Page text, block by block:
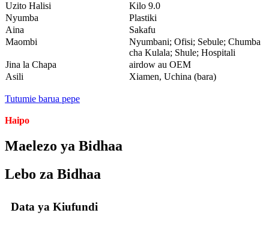
Uzito Halisi
Kilo 9.0
Nyumba
Plastiki
Aina
Sakafu
Maombi
Nyumbani; Ofisi; Sebule; Chumba
cha Kulala; Shule; Hospitali
Jina la Chapa
airdow au OEM
Asili
Xiamen, Uchina (bara)
Tutumie barua pepe
Haipo
Maelezo ya Bidhaa
Lebo za Bidhaa
Data ya Kiufundi